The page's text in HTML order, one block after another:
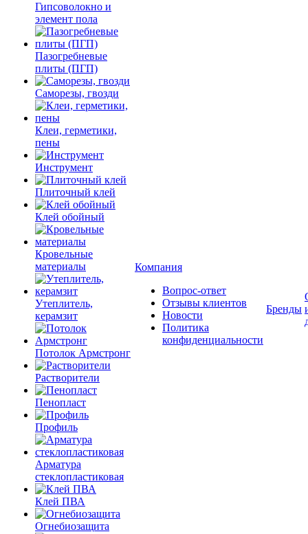
Гипсоволокно и
элемент пола
Пазогребневые
плиты (ПГП)
Саморезы, гвозди
Клеи, герметики,
пены
Инструмент
Плиточный клей
Клей обойный
Кровельные
материалы
Утеплитель,
керамзит
Потолок Армстронг
Растворители
Пенопласт
Профиль
Арматура
стеклопластиковая
Клей ПВА
Огнебиозащита
Компания
Вопрос-ответ
Отзывы клиентов
Новости
Политика
конфиденциальности
Бренды